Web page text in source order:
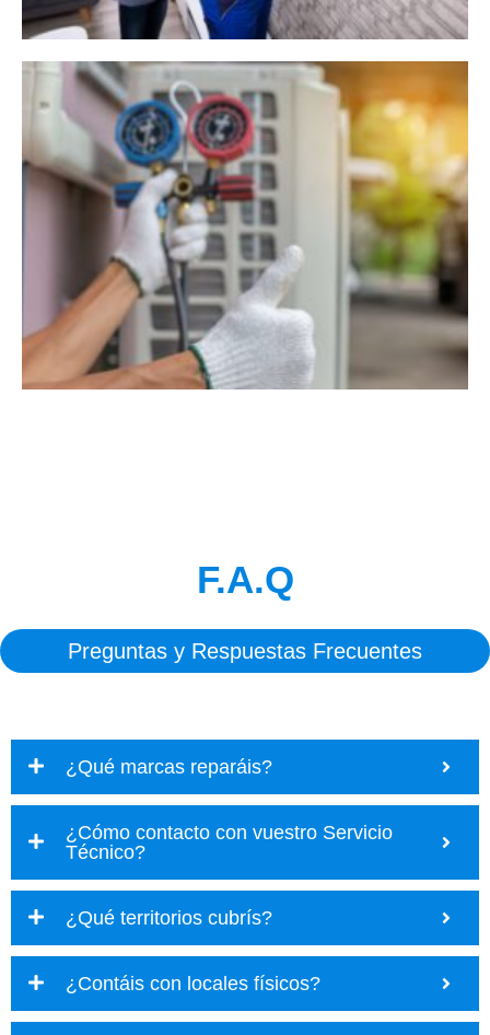
F.A.Q
Preguntas y Respuestas Frecuentes
¿Qué marcas reparáis?
¿Cómo contacto con vuestro Servicio
Técnico?
¿Qué territorios cubrís?
¿Contáis con locales físicos?